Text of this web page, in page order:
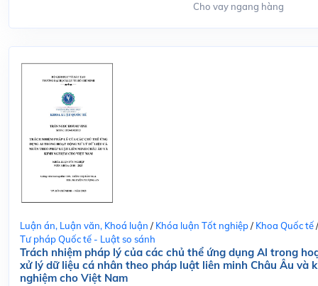
Cho vay ngang hàng
Luận án, Luận văn, Khoá luận / Khóa luận Tốt nghiệp/ Khoa Quốc tế/
Tư pháp Quốc tế - Luật so sánh
Trách nhiệm pháp lý của các chủ thể ứng dụng Al trong
xử lý dữ liệu cá nhân theo pháp luật liên minh Châu Âu và
nghiệm cho Việt Nam